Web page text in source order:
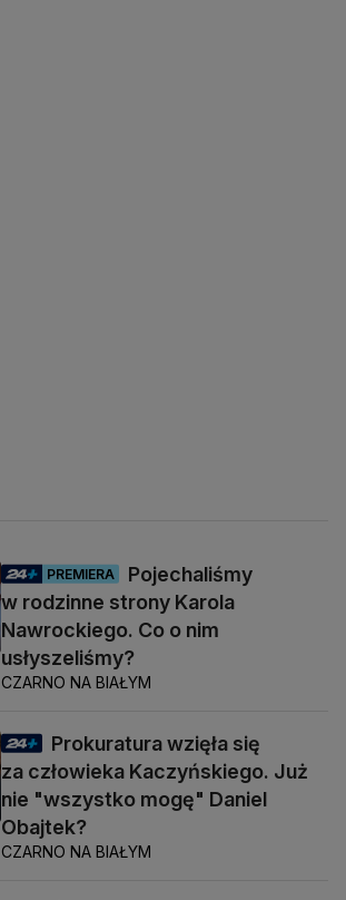
PREMIERA
Pojechaliśmy
w rodzinne strony Karola
Nawrockiego. Co o nim
usłyszeliśmy?
CZARNO NA BIAŁYM
Prokuratura wzięła się
za człowieka Kaczyńskiego. Już
nie "wszystko mogę" Daniel
Obajtek?
CZARNO NA BIAŁYM